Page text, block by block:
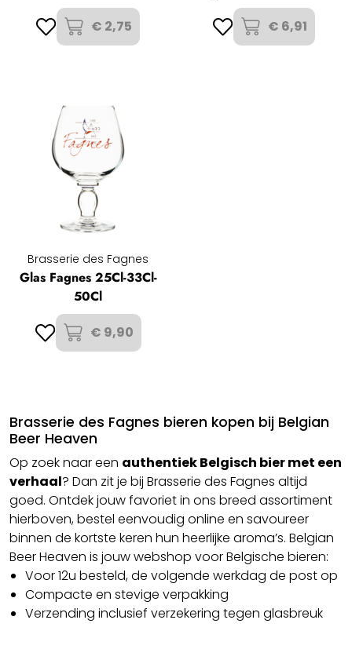
€ 2,75
€ 6,91
Brasserie des Fagnes
Glas Fagnes 25Cl-33Cl-
50Cl
€ 9,90
Brasserie des Fagnes bieren kopen bij Belgian
Beer Heaven
Op zoek naar een authentiek Belgisch bier met een
verhaal? Dan zit je bij Brasserie des Fagnes altijd
goed. Ontdek jouw favoriet in ons breed assortiment
hierboven, bestel eenvoudig online en savoureer
binnen de kortste keren hun heerlijke aroma’s. Belgian
Beer Heaven is jouw webshop voor Belgische bieren:
Voor 12u besteld, de volgende werkdag de post op
Compacte en stevige verpakking
Verzending inclusief verzekering tegen glasbreuk